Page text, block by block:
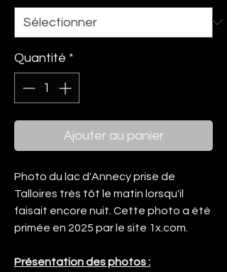
Quantité *
Ajouter au panier
Photo du lac d'Annecy prise de
Talloires très tôt le matin lorsqu'il
faisait encore nuit. Cette photo a été
primée en 2025 par le site 1x.com.
Présentation des photos :